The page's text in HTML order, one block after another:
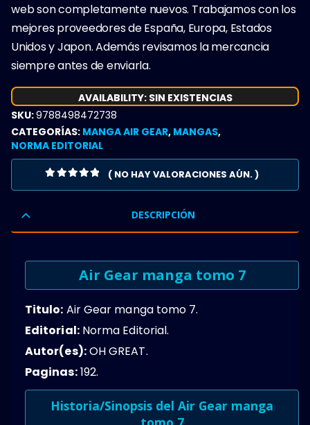
web son completamente nuevos. Trabajamos con los
mejores proveedores de España, Europa, Estados
Unidos y Japon. Además revisamos la mercancia
siempre antes de enviarla.
AVAILABILITY: SIN EXISTENCIAS
SKU:9788498472738
CATEGORÍAS: MANGA AIR GEAR, MANGAS,
NORMA EDITORIAL
( NO HAY VALORACIONES AÚN. )
DESCRIPCIÓN
Air Gear manga tomo 7
Titulo: Air Gear manga tomo 7.
Editorial:Norma Editorial.
Autor(es):OH GREAT.
Paginas:192.
Historia/Sinopsis del Air Gear manga